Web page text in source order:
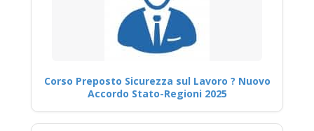
Corso Preposto Sicurezza sul Lavoro ? Nuovo
Accordo Stato-Regioni 2025